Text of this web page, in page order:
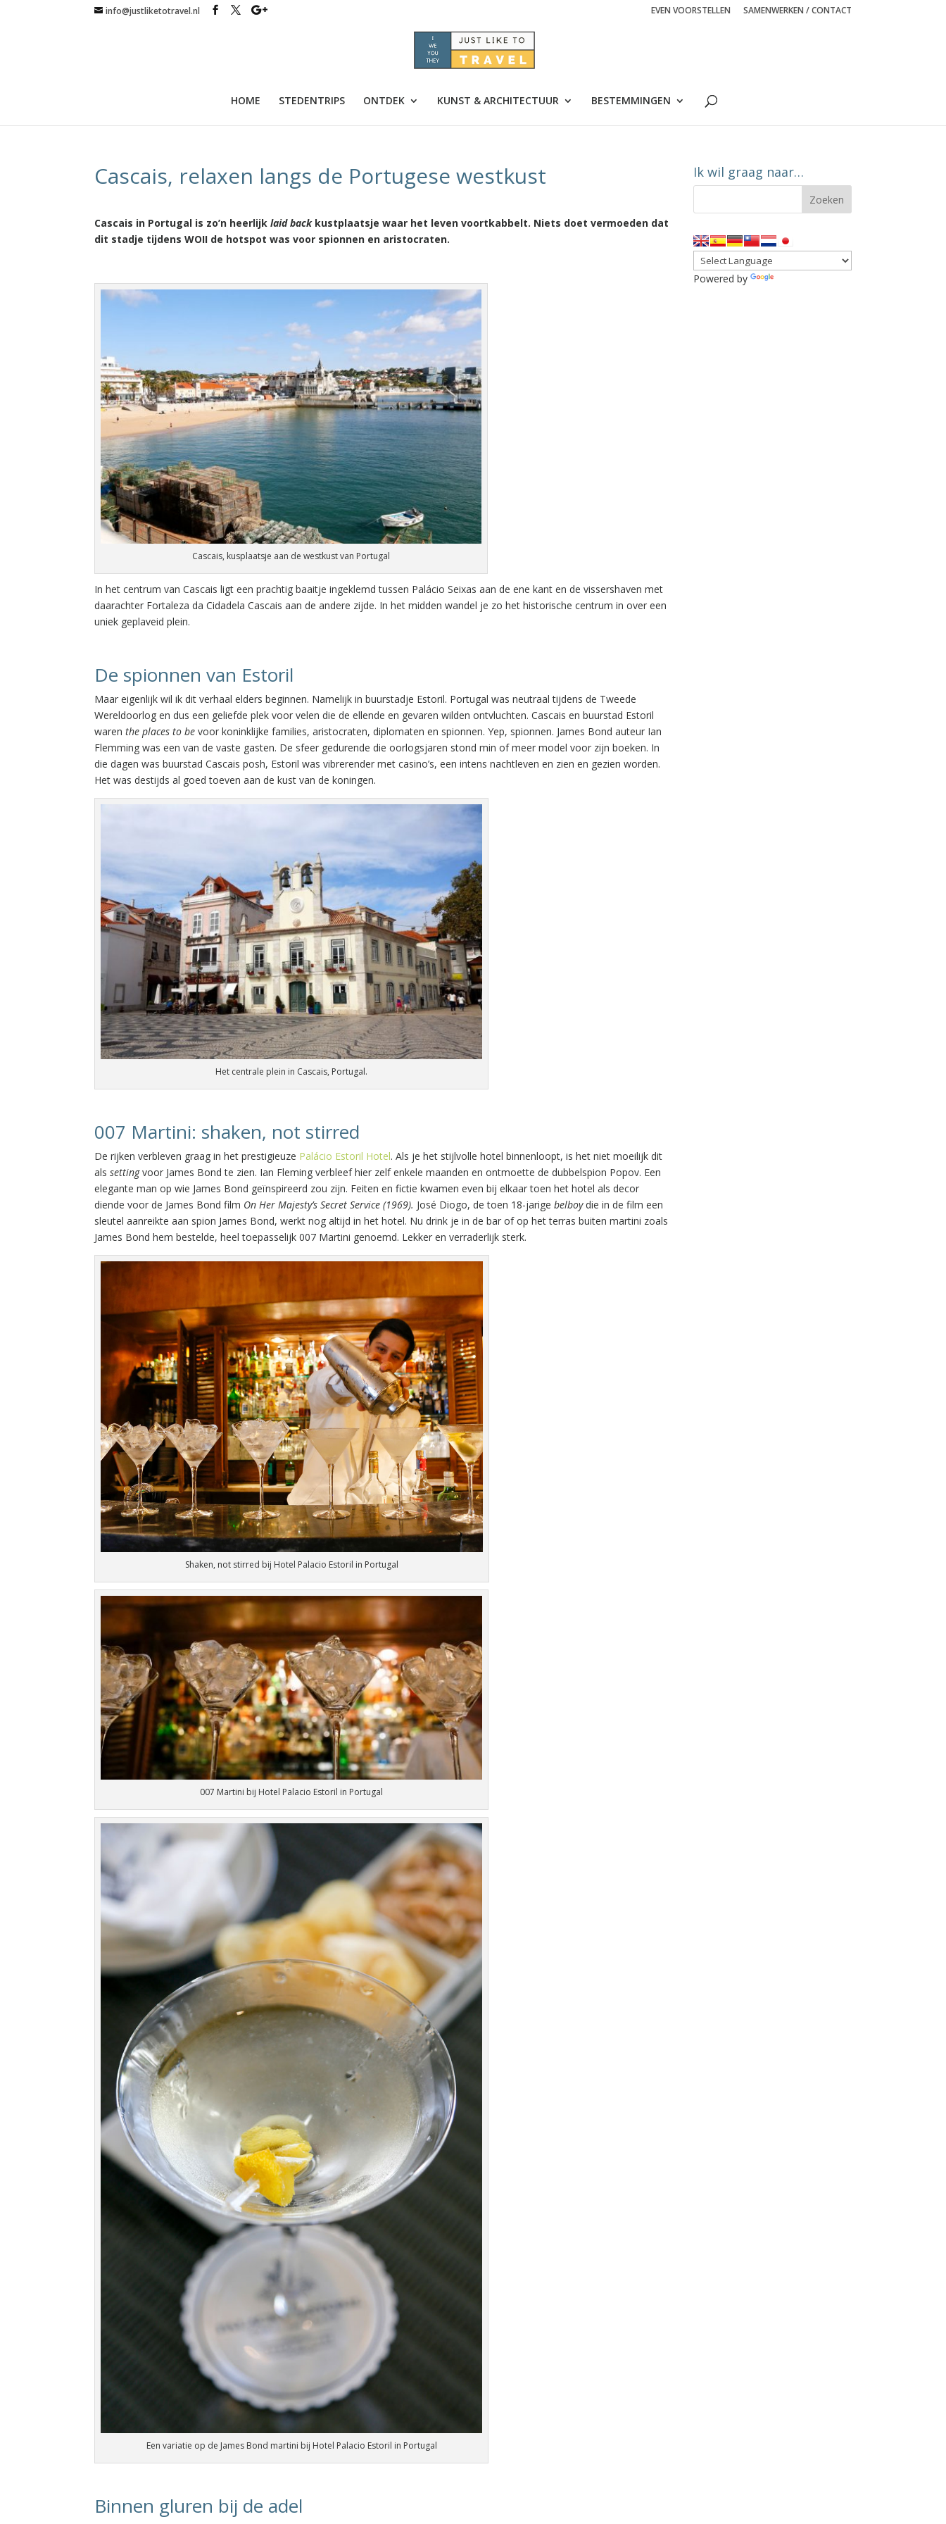
info@justliketotravel.nl EVEN VOORSTELLEN SAMENWERKEN / CONTACT
HOME STEDENTRIPS ONTDEK KUNST & ARCHITECTUUR BESTEMMINGEN
Cascais, relaxen langs de Portugese westkust
Cascais in Portugal is zo’n heerlijklaid backkustplaatsje waar het leven voortkabbelt. Niets doet vermoeden dat
dit stadje tijdens WOII de hotspot was voor spionnen en aristocraten.
Cascais, kusplaatsje aan de westkust van Portugal
In het centrum van Cascais ligt een prachtig baaitje ingeklemd tussen Palácio Seixas aan de ene kant en de vissershaven met
daarachter Fortaleza da Cidadela Cascais aan de andere zijde. In het midden wandel je zo het historische centrum in over een
uniek geplaveid plein.
De spionnen van Estoril
Maar eigenlijk wil ik dit verhaal elders beginnen. Namelijk in buurstadje Estoril. Portugal was neutraal tijdens de Tweede
Wereldoorlog en dus een geliefde plek voor velen die de ellende en gevaren wilden ontvluchten. Cascais en buurstad Estoril
warenthe places to be voor koninklijke families, aristocraten, diplomaten en spionnen. Yep, spionnen. James Bond auteur Ian
Flemming was een van de vaste gasten. De sfeer gedurende die oorlogsjaren stond min of meer model voor zijn boeken. In
die dagen was buurstad Cascais posh, Estoril was vibrerender met casino’s, een intens nachtleven en zien en gezien worden.
Het was destijds al goed toeven aan de kust van de koningen.
Het centrale plein in Cascais, Portugal.
007 Martini: shaken, not stirred
De rijken verbleven graag in het prestigieuze Palácio Estoril Hotel. Als je het stijlvolle hotel binnenloopt, is het niet moeilijk dit
alssettingvoor James Bond te zien. Ian Fleming verbleef hier zelf enkele maanden en ontmoette de dubbelspion Popov. Een
elegante man op wie James Bond geïnspireerd zou zijn. Feiten en fictie kwamen even bij elkaar toen het hotel als decor
diende voor de James Bond film On Her Majesty’s Secret Service (1969). José Diogo, de toen 18-jarigebelboydie in de film een
sleutel aanreikte aan spion James Bond, werkt nog altijd in het hotel. Nu drink je in de bar of op het terras buiten martini zoals
James Bond hem bestelde, heel toepasselijk 007 Martini genoemd. Lekker en verraderlijk sterk.
Shaken, not stirred bij Hotel Palacio Estoril in Portugal
007 Martini bij Hotel Palacio Estoril in Portugal
Een variatie op de James Bond martini bij Hotel Palacio Estoril in Portugal
Binnen gluren bij de adel
Ik wil graag naar…
Powered by